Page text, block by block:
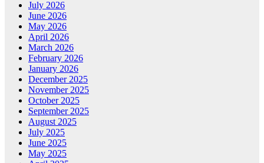
July 2026
June 2026
May 2026
April 2026
March 2026
February 2026
January 2026
December 2025
November 2025
October 2025
September 2025
August 2025
July 2025
June 2025
May 2025